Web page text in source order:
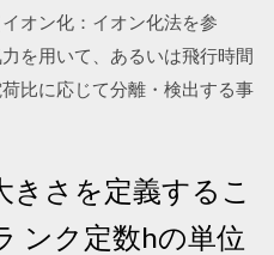
オン化：イオン化法を参
を用いて、あるいは飛行時間
比に応じて分離・検出する事
さを定義するこ
ンク定数hの単位